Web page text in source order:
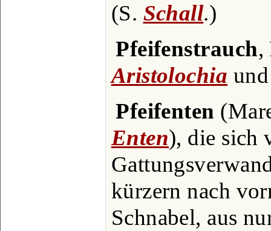
(S. Schall.)
Pfeifenstrauch,
Aristolochia
Pfeifenten
Enten), die sich
kürzern nach
Schnabel, aus